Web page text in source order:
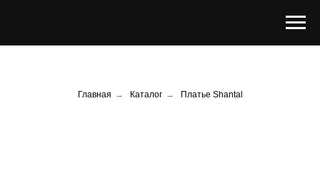
Главная → Каталог → Платье Shantal